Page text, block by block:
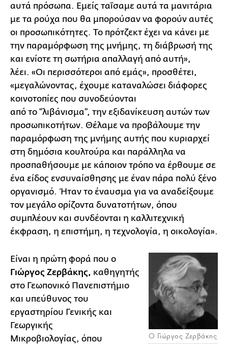
αυτά πρόσωπα. Εμείς ταΐσαμε αυτά τα μανιτάρια
με τα ρούχα που θα μπορούσαν να φορούν αυτές
οι προσωπικότητες. Το πρότζεκτ έχει να κάνει με
την παραμόρφωση της μνήμης, τη διάβρωσή της
και ενίοτε τη σωτήρια απαλλαγή από αυτή»,
λέει. «Οι περισσότεροι από εμάς», προσθέτει,
«μεγαλώνοντας, έχουμε καταναλώσει διάφορες
κοινοτοπίες που συνοδεύονται
από το “λιβάνισμα’’, την εξιδανίκευση αυτών των
προσωπικοτήτων. Θέλαμε να προβάλουμε την
παραμόρφωση της μνήμης αυτής που κυριαρχεί
στη δημόσια κουλτούρα και παράλληλα να
προσπαθήσουμε με κάποιον τρόπο να έρθουμε σε
ένα είδος ενσυναίσθησης με έναν πάρα πολύ ξένο
οργανισμό. Ήταν το έναυσμα για να αναδείξουμε
τον μεγάλο ορίζοντα δυνατοτήτων, όπου
συμπλέουν και συνδέονται η καλλιτεχνική
έκφραση, η επιστήμη, η τεχνολογία, η οικολογία».
O Γιώργος Ζερβάκης
Είναι η πρώτη φορά που ο
Γιώργος Ζερβάκης, καθηγητής
στο Γεωπονικό Πανεπιστήμιο
και υπεύθυνος του
εργαστηρίου Γενικής και
Γεωργικής
Μικροβιολογίας, όπου